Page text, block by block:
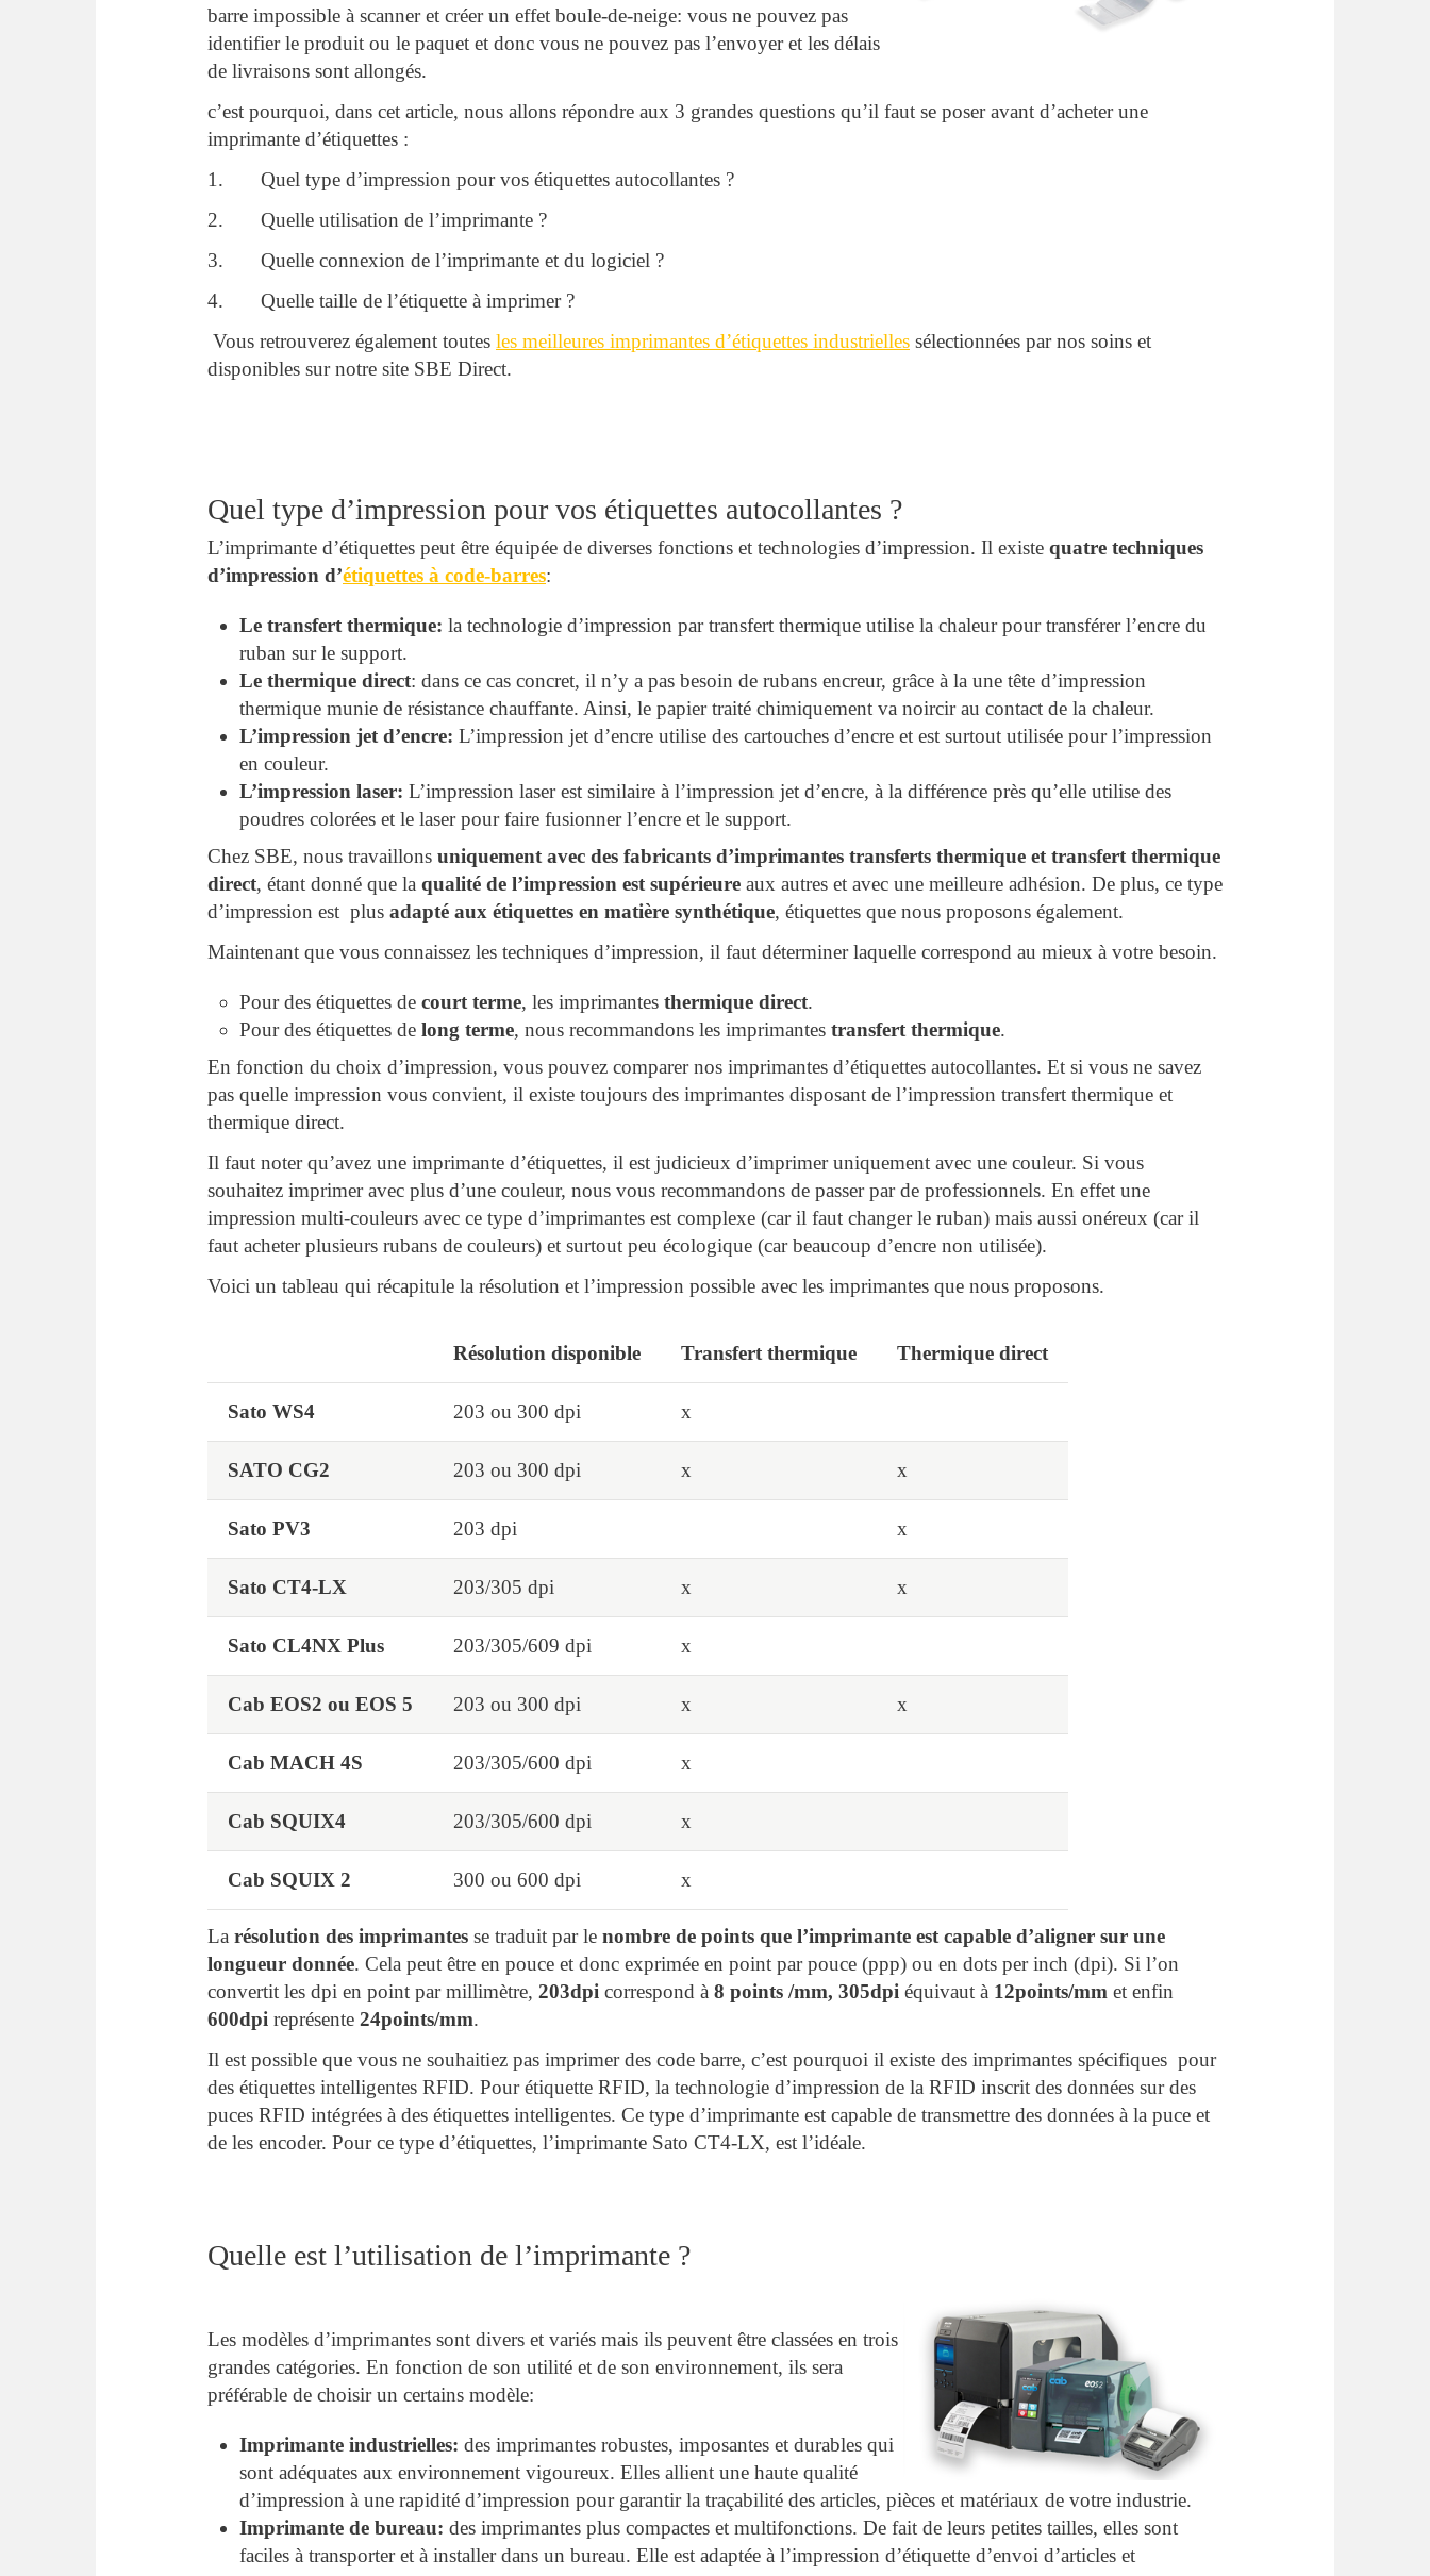
barre impossible à scanner et créer un effet boule-de-neige: vous ne pouvez pas
identifier le produit ou le paquet et donc vous ne pouvez pas l’envoyer et les délais
de livraisons sont allongés.
c’est pourquoi, dans cet article, nous allons répondre aux 3 grandes questions qu’il faut se poser avant d’acheter une
imprimante d’étiquettes :
1. Quel type d’impression pour vos étiquettes autocollantes ?
2. Quelle utilisation de l’imprimante ?
3. Quelle connexion de l’imprimante et du logiciel ?
4. Quelle taille de l’étiquette à imprimer ?
Vous retrouverez également toutes les meilleures imprimantes d’étiquettes industrielles sélectionnées par nos soins et
disponibles sur notre site SBE Direct.
Quel type d’impression pour vos étiquettes autocollantes ?
L’imprimante d’étiquettes peut être équipée de diverses fonctions et technologies d’impression. Il existe quatre techniques
d’impression d’étiquettes à code-barres:
Le transfert thermique: la technologie d’impression par transfert thermique utilise la chaleur pour transférer l’encre du
ruban sur le support.
Le thermique direct: dans ce cas concret, il n’y a pas besoin de rubans encreur, grâce à la une tête d’impression
thermique munie de résistance chauffante. Ainsi, le papier traité chimiquement va noircir au contact de la chaleur.
L’impression jet d’encre: L’impression jet d’encre utilise des cartouches d’encre et est surtout utilisée pour l’impression
en couleur.
L’impression laser: L’impression laser est similaire à l’impression jet d’encre, à la différence près qu’elle utilise des
poudres colorées et le laser pour faire fusionner l’encre et le support.
Chez SBE, nous travaillons uniquement avec des fabricants d’imprimantes transferts thermique et transfert thermique
direct, étant donné que la qualité de l’impression est supérieure aux autres et avec une meilleure adhésion. De plus, ce type
d’impression est plus adapté aux étiquettes en matière synthétique, étiquettes que nous proposons également.
Maintenant que vous connaissez les techniques d’impression, il faut déterminer laquelle correspond au mieux à votre besoin.
Pour des étiquettes de court terme, les imprimantes thermique direct.
Pour des étiquettes de long terme, nous recommandons les imprimantes transfert thermique.
En fonction du choix d’impression, vous pouvez comparer nos imprimantes d’étiquettes autocollantes. Et si vous ne savez
pas quelle impression vous convient, il existe toujours des imprimantes disposant de l’impression transfert thermique et
thermique direct.
Il faut noter qu’avez une imprimante d’étiquettes, il est judicieux d’imprimer uniquement avec une couleur. Si vous
souhaitez imprimer avec plus d’une couleur, nous vous recommandons de passer par de professionnels. En effet une
impression multi-couleurs avec ce type d’imprimantes est complexe (car il faut changer le ruban) mais aussi onéreux (car il
faut acheter plusieurs rubans de couleurs) et surtout peu écologique (car beaucoup d’encre non utilisée).
Voici un tableau qui récapitule la résolution et l’impression possible avec les imprimantes que nous proposons.
Résolution disponible Transfert thermique Thermique direct
Sato WS4 203 ou 300 dpi x
SATO CG2 203 ou 300 dpi x x
Sato PV3 203 dpi x
Sato CT4-LX 203/305 dpi x x
Sato CL4NX Plus 203/305/609 dpi x
Cab EOS2 ou EOS 5 203 ou 300 dpi x x
Cab MACH 4S 203/305/600 dpi x
Cab SQUIX4 203/305/600 dpi x
Cab SQUIX 2 300 ou 600 dpi x
La résolution des imprimantes se traduit par le nombre de points que l’imprimante est capable d’aligner sur une
longueur donnée. Cela peut être en pouce et donc exprimée en point par pouce (ppp) ou en dots per inch (dpi). Si l’on
convertit les dpi en point par millimètre, 203dpi correspond à 8 points /mm, 305dpi équivaut à 12points/mm et enfin
600dpi représente 24points/mm.
Il est possible que vous ne souhaitiez pas imprimer des code barre, c’est pourquoi il existe des imprimantes spécifiques pour
des étiquettes intelligentes RFID. Pour étiquette RFID, la technologie d’impression de la RFID inscrit des données sur des
puces RFID intégrées à des étiquettes intelligentes. Ce type d’imprimante est capable de transmettre des données à la puce et
de les encoder. Pour ce type d’étiquettes, l’imprimante Sato CT4-LX, est l’idéale.
Quelle est l’utilisation de l’imprimante ?
Les modèles d’imprimantes sont divers et variés mais ils peuvent être classées en trois
grandes catégories. En fonction de son utilité et de son environnement, ils sera
préférable de choisir un certains modèle:
Imprimante industrielles: des imprimantes robustes, imposantes et durables qui
sont adéquates aux environnement vigoureux. Elles allient une haute qualité
d’impression à une rapidité d’impression pour garantir la traçabilité des articles, pièces et matériaux de votre industrie.
Imprimante de bureau: des imprimantes plus compactes et multifonctions. De fait de leurs petites tailles, elles sont
faciles à transporter et à installer dans un bureau. Elle est adaptée à l’impression d’étiquette d’envoi d’articles et